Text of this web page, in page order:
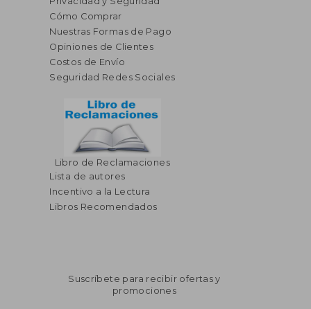
Cómo Comprar
Nuestras Formas de Pago
Opiniones de Clientes
Costos de Envío
Seguridad Redes Sociales
Libro de Reclamaciones
Lista de autores
Incentivo a la Lectura
Libros Recomendados
Suscríbete para recibir ofertas y
promociones